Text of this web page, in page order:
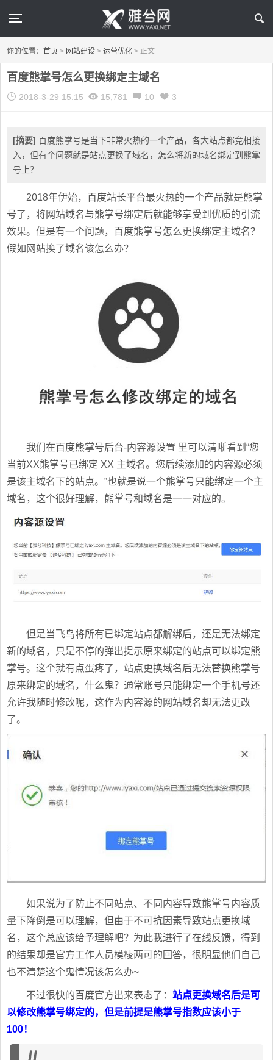
你的位置：首页 > 网站建设 > 运营优化 > 正文
百度熊掌号怎么更换绑定主域名
2018-3-29 15:15 15,781 10 3
[摘要] 百度熊掌号是当下非常火热的一个产品，各大站点都竞相接
入，但有个问题就是站点更换了域名，怎么将新的域名绑定到熊掌
号上？
2018年伊始，百度站长平台最火热的一个产品就是熊掌
号了，将网站域名与熊掌号绑定后就能够享受到优质的引流
效果。但是有一个问题，百度熊掌号怎么更换绑定主域名？
假如网站换了域名该怎么办？
我们在百度熊掌号后台-内容源设置 里可以清晰看到“您
当前XX熊掌号已绑定 XX 主域名。您后续添加的内容源必须
是该主域名下的站点。”也就是说一个熊掌号只能绑定一个主
域名，这个很好理解，熊掌号和域名是一一对应的。
但是当飞鸟将所有已绑定站点都解绑后，还是无法绑定
新的域名，只是不停的弹出提示原来绑定的站点可以绑定熊
掌号。这个就有点蛋疼了，站点更换域名后无法替换熊掌号
原来绑定的域名，什么鬼？通常账号只能绑定一个手机号还
允许我随时修改呢，这作为内容源的网站域名却无法更改
了。
如果说为了防止不同站点、不同内容导致熊掌号内容质
量下降倒是可以理解，但由于不可抗因素导致站点更换域
名，这个总应该给予理解吧？为此我进行了在线反馈，得到
的结果却是官方工作人员模棱两可的回答，很明显他们自己
也不清楚这个鬼情况该怎么办~
不过很快的百度官方出来表态了： 站点更换域名后是可
以修改熊掌号绑定的，但是前提是熊掌号指数应该小于
100！